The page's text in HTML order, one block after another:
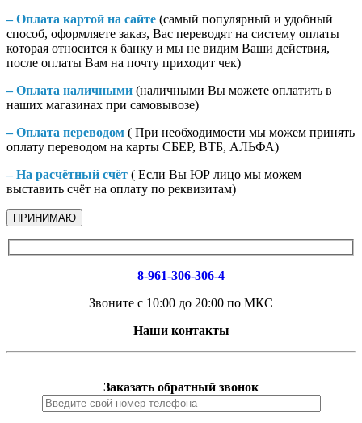
– Оплата картой на сайте (самый популярный и удобный
способ, оформляете заказ, Вас переводят на систему оплаты
которая относится к банку и мы не видим Ваши действия,
после оплаты Вам на почту приходит чек)
– Оплата наличными (наличными Вы можете оплатить в
наших магазинах при самовывозе)
– Оплата переводом ( При необходимости мы можем принять
оплату переводом на карты СБЕР, ВТБ, АЛЬФА)
– На расчётный счёт ( Если Вы ЮР лицо мы можем
выставить счёт на оплату по реквизитам)
ПРИНИМАЮ
8-961-306-306-4
Звоните с 10:00 до 20:00 по МКС
Наши контакты
Заказать обратный звонок